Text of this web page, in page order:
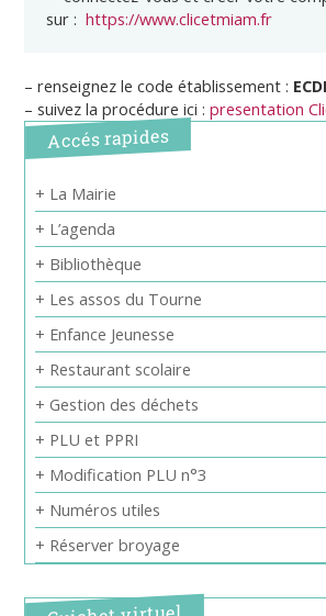
sur :https://www.clicetmiam.fr
– renseignez le code établissement :
– suivez la procédure ici :presentation
Accés rapides
+ La Mairie
+ L’agenda
+ Bibliothèque
+ Les assos du Tourne
+ Enfance Jeunesse
+ Restaurant scolaire
+ Gestion des déchets
+ PLU et PPRI
+ Modification PLU n°3
+ Numéros utiles
+ Réserver broyage